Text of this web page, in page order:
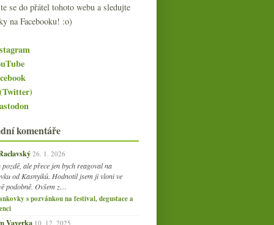
se do přátel tohoto webu a sledujte
na Facebooku! :o)
komentáře
26. 1. 2026
ale přece jen bych reagoval na
od Kasnyiků. Hodnotil jsem ji vloni ve
podobně. Ovšem z…
s pozvánkou na festival, degustace a
Vaverka 10. 12. 2025